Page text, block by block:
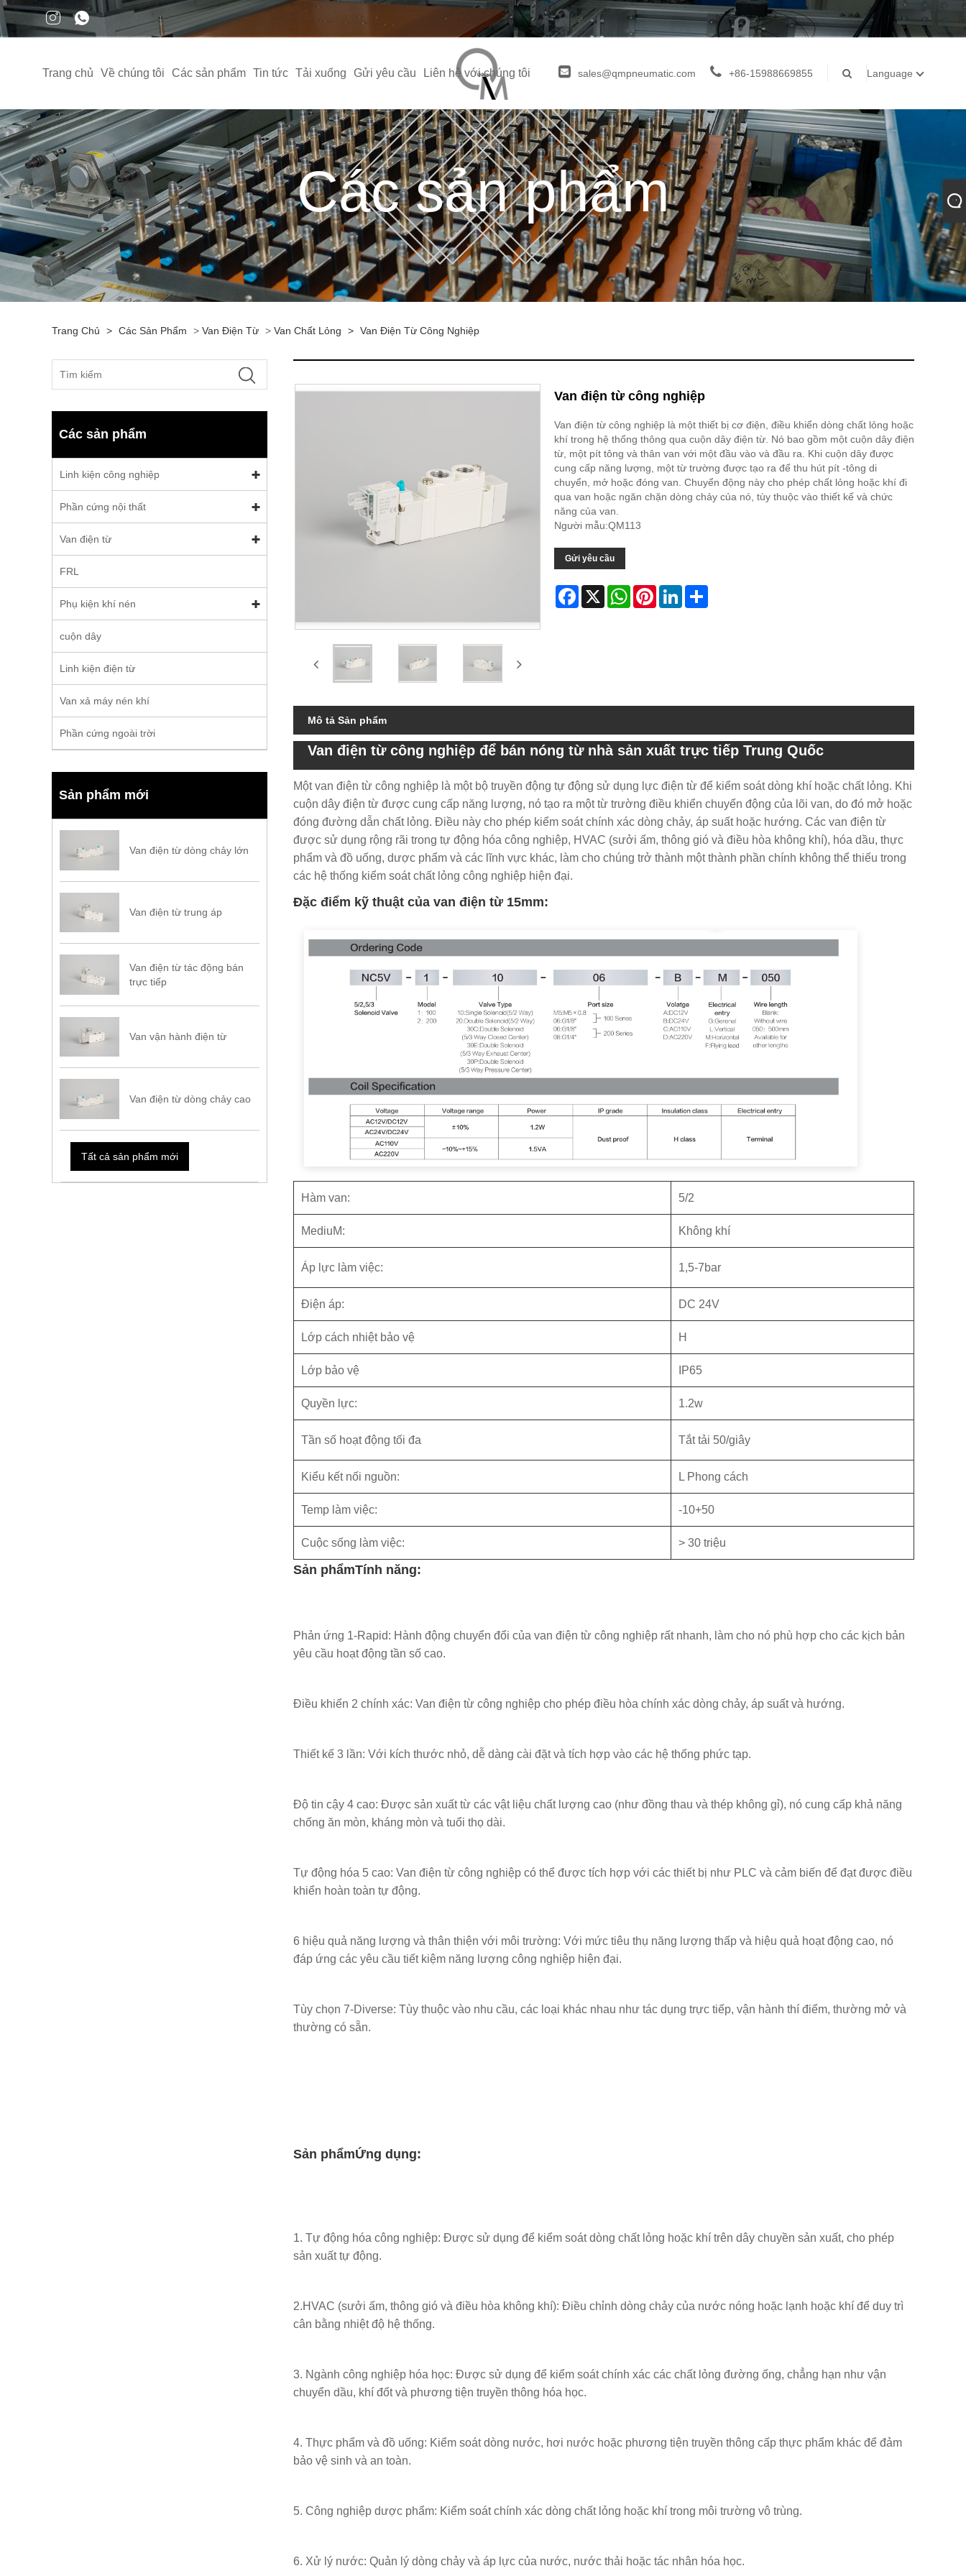
Trang chủ Về chúng tôi Các sản phẩm Tin tức Tải xuống Gửi yêu cầu Liên hệ với chúng tôi sales@qmpneumatic.com +86-15988669855 Language
Các sản phẩm
Trang Chủ > Các Sản Phẩm > Van Điện Từ > Van Chất Lỏng > Van Điện Từ Công Nghiệp
Các sản phẩm
Linh kiện công nghiệp
Phần cứng nội thất
Van điện từ
FRL
Phụ kiện khí nén
cuộn dây
Linh kiện điện từ
Van xả máy nén khí
Phần cứng ngoài trời
Sản phẩm mới
Van điện từ dòng chảy lớn
Van điện từ trung áp
Van điện từ tác động bán
trực tiếp
Van vận hành điện từ
Van điện từ dòng chảy cao
Tất cả sản phẩm mới
Van điện từ công nghiệp
Van điện từ công nghiệp là một thiết bị cơ điện, điều khiển dòng chất lỏng hoặc
khí trong hệ thống thông qua cuộn dây điện từ. Nó bao gồm một cuộn dây điện
từ, một pít tông và thân van với một đầu vào và đầu ra. Khi cuộn dây được
cung cấp năng lượng, một từ trường được tạo ra để thu hút pít -tông di
chuyển, mở hoặc đóng van. Chuyển động này cho phép chất lỏng hoặc khí đi
qua van hoặc ngăn chặn dòng chảy của nó, tùy thuộc vào thiết kế và chức
năng của van.
Người mẫu:QM113
Gửi yêu cầu
Facebook
X WhatsAppPinterestLinkedInShare
Mô tả Sản phẩm
Van điện từ công nghiệp để bán nóng từ nhà sản xuất trực tiếp Trung Quốc
Một van điện từ công nghiệp là một bộ truyền động tự động sử dụng lực điện từ để kiểm soát dòng khí hoặc chất lỏng. Khi
cuộn dây điện từ được cung cấp năng lượng, nó tạo ra một từ trường điều khiển chuyển động của lõi van, do đó mở hoặc
đóng đường dẫn chất lỏng. Điều này cho phép kiểm soát chính xác dòng chảy, áp suất hoặc hướng. Các van điện từ
được sử dụng rộng rãi trong tự động hóa công nghiệp, HVAC (sưởi ấm, thông gió và điều hòa không khí), hóa dầu, thực
phẩm và đồ uống, dược phẩm và các lĩnh vực khác, làm cho chúng trở thành một thành phần chính không thể thiếu trong
các hệ thống kiểm soát chất lỏng công nghiệp hiện đại.
Đặc điểm kỹ thuật của van điện từ 15mm:
Hàm van: 5/2
MediuM: Không khí
Áp lực làm việc: 1,5-7bar
Điện áp: DC 24V
Lớp cách nhiệt bảo vệ H
Lớp bảo vệ IP65
Quyền lực: 1.2w
Tần số hoạt động tối đa Tắt tải 50/giây
Kiểu kết nối nguồn: L Phong cách
Temp làm việc: -10+50
Cuộc sống làm việc: > 30 triệu
Sản phẩmTính năng:
Phản ứng 1-Rapid: Hành động chuyển đổi của van điện từ công nghiệp rất nhanh, làm cho nó phù hợp cho các kịch bản
yêu cầu hoạt động tần số cao.
Điều khiển 2 chính xác: Van điện từ công nghiệp cho phép điều hòa chính xác dòng chảy, áp suất và hướng.
Thiết kế 3 lần: Với kích thước nhỏ, dễ dàng cài đặt và tích hợp vào các hệ thống phức tạp.
Độ tin cậy 4 cao: Được sản xuất từ ​​các vật liệu chất lượng cao (như đồng thau và thép không gỉ), nó cung cấp khả năng
chống ăn mòn, kháng mòn và tuổi thọ dài.
Tự động hóa 5 cao: Van điện từ công nghiệp có thể được tích hợp với các thiết bị như PLC và cảm biến để đạt được điều
khiển hoàn toàn tự động.
6 hiệu quả năng lượng và thân thiện với môi trường: Với mức tiêu thụ năng lượng thấp và hiệu quả hoạt động cao, nó
đáp ứng các yêu cầu tiết kiệm năng lượng công nghiệp hiện đại.
Tùy chọn 7-Diverse: Tùy thuộc vào nhu cầu, các loại khác nhau như tác dụng trực tiếp, vận hành thí điểm, thường mở và
thường có sẵn.
Sản phẩmỨng dụng:
1. Tự động hóa công nghiệp: Được sử dụng để kiểm soát dòng chất lỏng hoặc khí trên dây chuyền sản xuất, cho phép
sản xuất tự động.
2.HVAC (sưởi ấm, thông gió và điều hòa không khí): Điều chỉnh dòng chảy của nước nóng hoặc lạnh hoặc khí để duy trì
cân bằng nhiệt độ hệ thống.
3. Ngành công nghiệp hóa học: Được sử dụng để kiểm soát chính xác các chất lỏng đường ống, chẳng hạn như vận
chuyển dầu, khí đốt và phương tiện truyền thông hóa học.
4. Thực phẩm và đồ uống: Kiểm soát dòng nước, hơi nước hoặc phương tiện truyền thông cấp thực phẩm khác để đảm
bảo vệ sinh và an toàn.
5. Công nghiệp dược phẩm: Kiểm soát chính xác dòng chất lỏng hoặc khí trong môi trường vô trùng.
6. Xử lý nước: Quản lý dòng chảy và áp lực của nước, nước thải hoặc tác nhân hóa học.